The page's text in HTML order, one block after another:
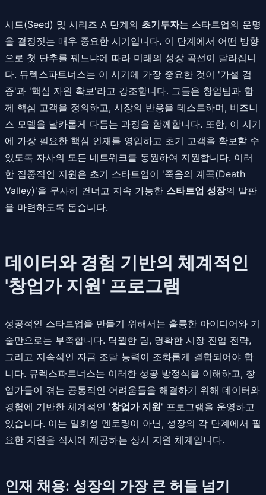
시드(Seed) 및 시리즈 A 단계의 초기투자는 스타트업의 운명
을 결정짓는 매우 중요한 시기입니다. 이 단계에서 어떤 방향
으로 첫 단추를 꿰느냐에 따라 미래의 성장 곡선이 달라집니
다. 뮤렉스파트너스는 이 시기에 가장 중요한 것이 '가설 검
증'과 '핵심 자원 확보'라고 강조합니다. 그들은 창업팀과 함
께 핵심 고객을 정의하고, 시장의 반응을 테스트하며, 비즈니
스 모델을 날카롭게 다듬는 과정을 함께합니다. 또한, 이 시기
에 가장 필요한 핵심 인재를 영입하고 초기 고객을 확보할 수
있도록 자사의 모든 네트워크를 동원하여 지원합니다. 이러
한 집중적인 지원은 초기 스타트업이 '죽음의 계곡(Death
Valley)'을 무사히 건너고 지속 가능한 스타트업 성장의 발판
을 마련하도록 돕습니다.
데이터와 경험 기반의 체계적인
'창업가 지원' 프로그램
성공적인 스타트업을 만들기 위해서는 훌륭한 아이디어와 기
술만으로는 부족합니다. 탁월한 팀, 명확한 시장 진입 전략,
그리고 지속적인 자금 조달 능력이 조화롭게 결합되어야 합
니다. 뮤렉스파트너스는 이러한 성공 방정식을 이해하고, 창
업가들이 겪는 공통적인 어려움들을 해결하기 위해 데이터와
경험에 기반한 체계적인 '창업가 지원' 프로그램을 운영하고
있습니다. 이는 일회성 멘토링이 아닌, 성장의 각 단계에서 필
요한 지원을 적시에 제공하는 상시 지원 체계입니다.
인재 채용: 성장의 가장 큰 허들 넘기